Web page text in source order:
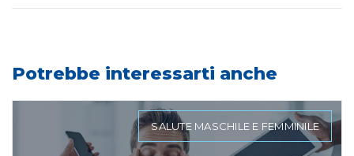
Potrebbe interessarti anche
SALUTE MASCHILE E FEMMINILE